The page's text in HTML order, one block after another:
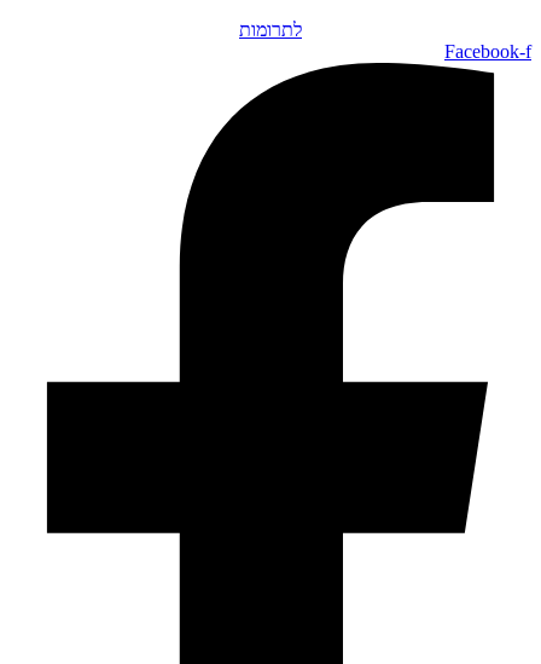
לתרומות
Facebook-f